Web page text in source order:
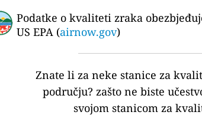
Podatke o kvaliteti zraka
US EPA (airnow.gov)
Znate li za neke stanice za
području? zašto ne biste
svojom stanicom za